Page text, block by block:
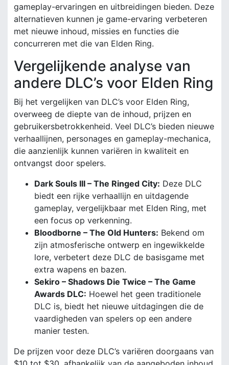
gameplay-ervaringen en uitbreidingen bieden. Deze
alternatieven kunnen je game-ervaring verbeteren
met nieuwe inhoud, missies en functies die
concurreren met die van Elden Ring.
Vergelijkende analyse van
andere DLC’s voor Elden Ring
Bij het vergelijken van DLC’s voor Elden Ring,
overweeg de diepte van de inhoud, prijzen en
gebruikersbetrokkenheid. Veel DLC’s bieden nieuwe
verhaallijnen, personages en gameplay-mechanica,
die aanzienlijk kunnen variëren in kwaliteit en
ontvangst door spelers.
Dark Souls III – The Ringed City: Deze DLC
biedt een rijke verhaallijn en uitdagende
gameplay, vergelijkbaar met Elden Ring, met
een focus op verkenning.
Bloodborne – The Old Hunters: Bekend om
zijn atmosferische ontwerp en ingewikkelde
lore, verbetert deze DLC de basisgame met
extra wapens en bazen.
Sekiro – Shadows Die Twice – The Game
Awards DLC: Hoewel het geen traditionele
DLC is, biedt het nieuwe uitdagingen die de
vaardigheden van spelers op een andere
manier testen.
De prijzen voor deze DLC’s variëren doorgaans van